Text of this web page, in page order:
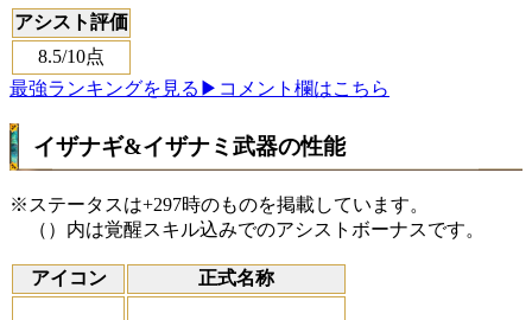
アシスト評価
8.5/10点
最強ランキングを見る ▶コメント欄はこちら
イザナギ&イザナミ武器の性能
※ステータスは+297時のものを掲載しています。
（）内は覚醒スキル込みでのアシストボーナスです。
アイコン 正式名称